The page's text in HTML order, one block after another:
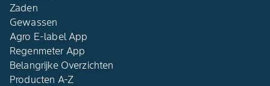
Zaden
Gewassen
Agro E-label App
Regenmeter App
Belangrijke Overzichten
Producten A-Z